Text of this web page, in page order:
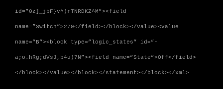
id=”0z]_jbF}v^)rTNRDKZ^M”><field
name=”Switch”>279</field></block></value><value
name=”B”><block type=”logic_states” id=”-
a;o.hRg;dVsJ,b4u)7N”><field name=”State”>Off</field>
</block></value></block></statement></block></xml>